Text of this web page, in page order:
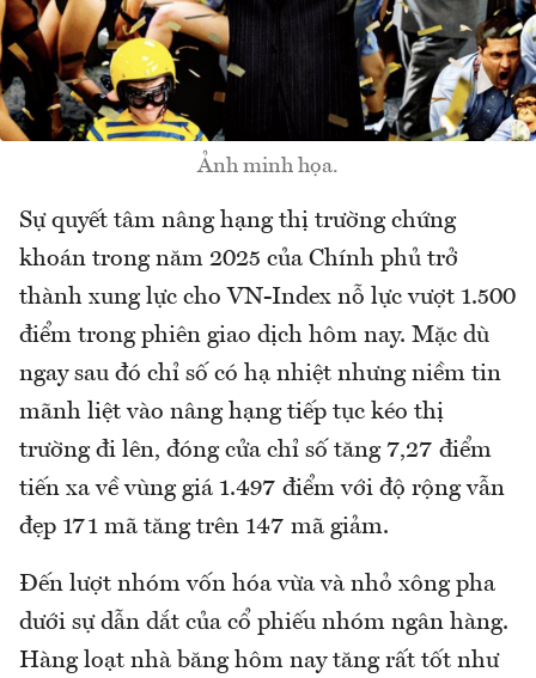
Ảnh minh họa.
Sự quyết tâm nâng hạng thị trường chứng
khoán trong năm 2025 của Chính phủ trở
thành xung lực cho VN-Index nỗ lực vượt 1.500
điểm trong phiên giao dịch hôm nay. Mặc dù
ngay sau đó chỉ số có hạ nhiệt nhưng niềm tin
mãnh liệt vào nâng hạng tiếp tục kéo thị
trường đi lên, đóng cửa chỉ số tăng 7,27 điểm
tiến xa về vùng giá 1.497 điểm với độ rộng vẫn
đẹp 171 mã tăng trên 147 mã giảm.
Đến lượt nhóm vốn hóa vừa và nhỏ xông pha
dưới sự dẫn dắt của cổ phiếu nhóm ngân hàng.
Hàng loạt nhà băng hôm nay tăng rất tốt như